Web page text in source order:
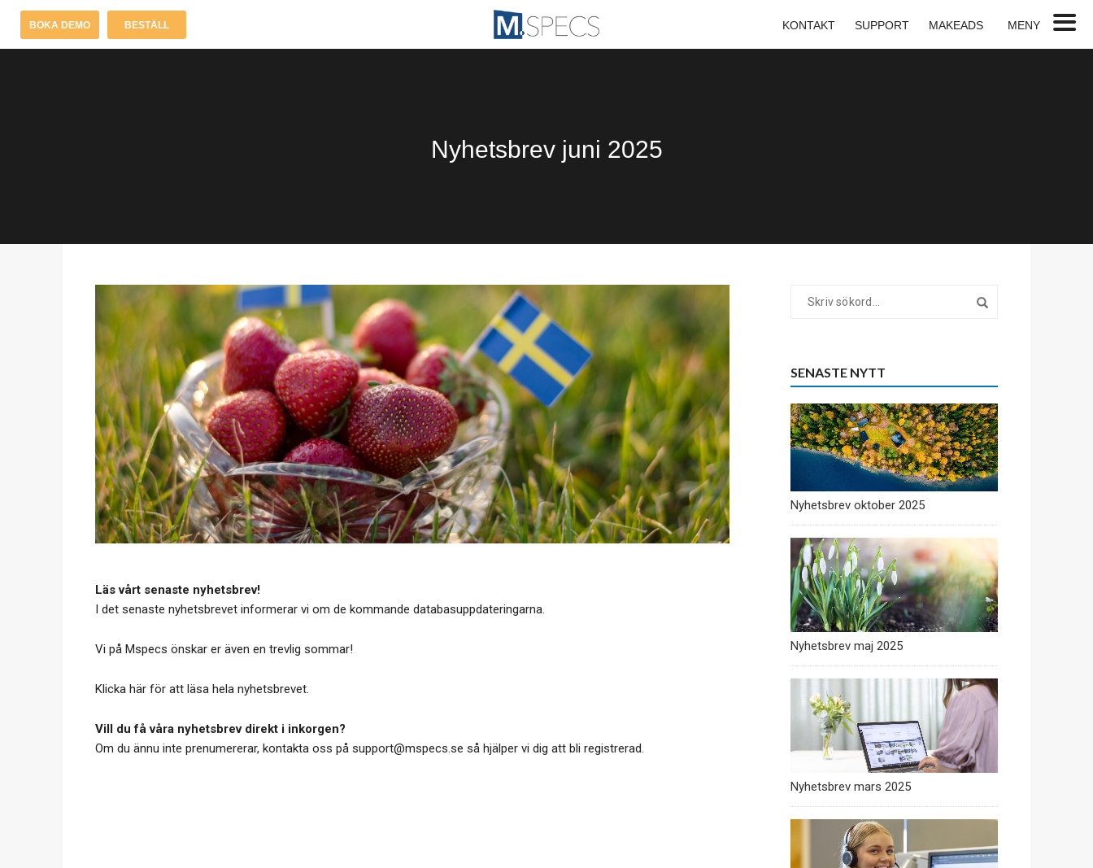
BOKA DEMO BESTÄLL KONTAKT SUPPORT MAKEADS
Nyhetsbrev juni 2025
Läs vårt senaste nyhetsbrev!
I det senaste nyhetsbrevet informerar vi om de kommande databasuppdateringarna.
Vi på Mspecs önskar er även en trevlig sommar!
Klicka här för att läsa hela nyhetsbrevet.
Vill du få våra nyhetsbrev direkt i inkorgen?
Om du ännu inte prenumererar, kontakta oss på support@mspecs.se så hjälper vi dig att bli registrerad.
SENASTE NYTT
Nyhetsbrev oktober 2025
Nyhetsbrev maj 2025
Nyhetsbrev mars 2025
MENY